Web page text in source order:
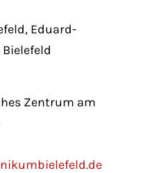
dolor. Aenean
penatibus et
nascetur
Eduard-
Zentrum am